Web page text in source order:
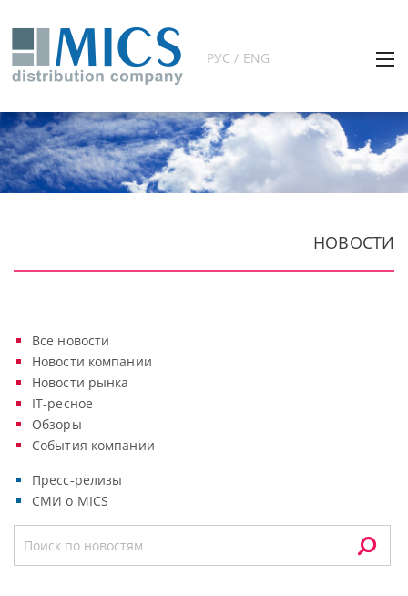
РУС / ENG
НОВОСТИ
Все новости
Новости компании
Новости рынка
IT-ресное
Обзоры
События компании
Пресс-релизы
СМИ о MICS